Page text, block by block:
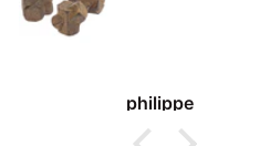
philippe